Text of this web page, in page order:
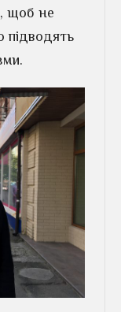
щоб не
підводять